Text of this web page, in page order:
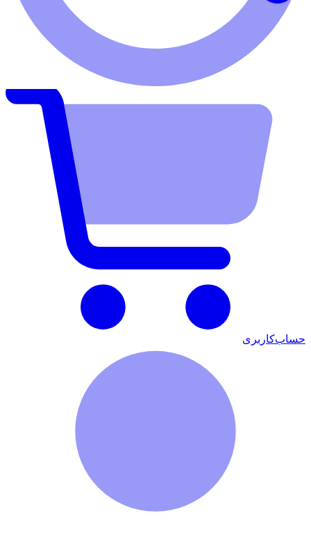
حساب‌کاربری